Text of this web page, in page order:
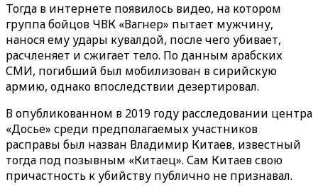
Тогда в интернете появилось видео, на котором
группа бойцов ЧВК «Вагнер» пытает мужчину,
нанося ему удары кувалдой, после чего убивает,
расчленяет и сжигает тело. По данным арабских
СМИ, погибший был мобилизован в сирийскую
армию, однако впоследствии дезертировал.
В опубликованном в 2019 году расследовании центра
«Досье» среди предполагаемых участников
расправы был назван Владимир Китаев, известный
тогда под позывным «Китаец». Сам Китаев свою
причастность к убийству публично не признавал.